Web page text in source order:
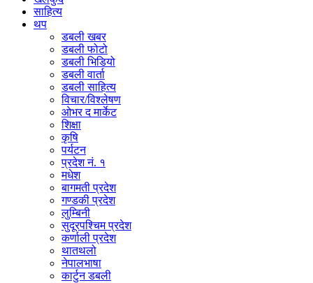
साहित्य
थप
डबली खबर
डबली फोटो
डबली भिडियो
डबली वार्ता
डबली साहित्य
विचार/विश्‍लेषण
ओभर द मार्केट
शिक्षा
कृषि
पर्यटन
प्रदेश नं. १
मधेश
बागमती प्रदेश
गण्डकी प्रदेश
लुम्बिनी
सुदूरपश्चिम प्रदेश
कर्णाली प्रदेश
थातथलो
नेपालभाषा
कार्टुन डबली